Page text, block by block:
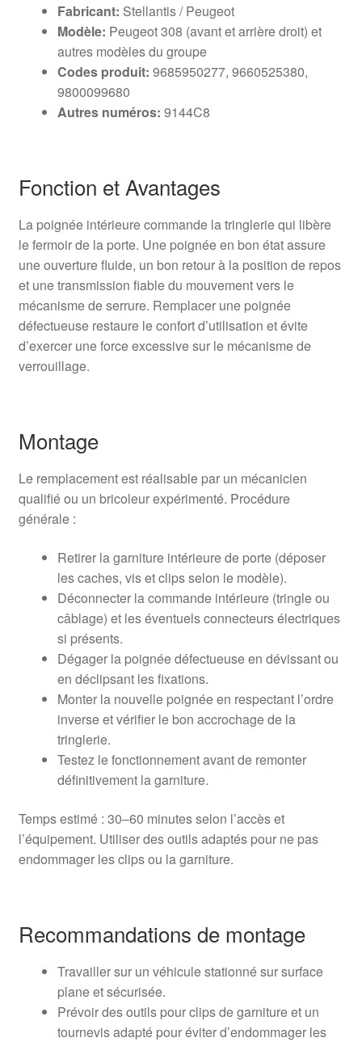
Fabricant: Stellantis / Peugeot
Modèle: Peugeot 308 (avant et arrière droit) et
autres modèles du groupe
Codes produit: 9685950277, 9660525380,
9800099680
Autres numéros: 9144C8
Fonction et Avantages
La poignée intérieure commande la tringlerie qui libère
le fermoir de la porte. Une poignée en bon état assure
une ouverture fluide, un bon retour à la position de repos
et une transmission fiable du mouvement vers le
mécanisme de serrure. Remplacer une poignée
défectueuse restaure le confort d’utilisation et évite
d’exercer une force excessive sur le mécanisme de
verrouillage.
Montage
Le remplacement est réalisable par un mécanicien
qualifié ou un bricoleur expérimenté. Procédure
générale :
Retirer la garniture intérieure de porte (déposer
les caches, vis et clips selon le modèle).
Déconnecter la commande intérieure (tringle ou
câblage) et les éventuels connecteurs électriques
si présents.
Dégager la poignée défectueuse en dévissant ou
en déclipsant les fixations.
Monter la nouvelle poignée en respectant l’ordre
inverse et vérifier le bon accrochage de la
tringlerie.
Testez le fonctionnement avant de remonter
définitivement la garniture.
Temps estimé : 30–60 minutes selon l’accès et
l’équipement. Utiliser des outils adaptés pour ne pas
endommager les clips ou la garniture.
Recommandations de montage
Travailler sur un véhicule stationné sur surface
plane et sécurisée.
Prévoir des outils pour clips de garniture et un
tournevis adapté pour éviter d’endommager les